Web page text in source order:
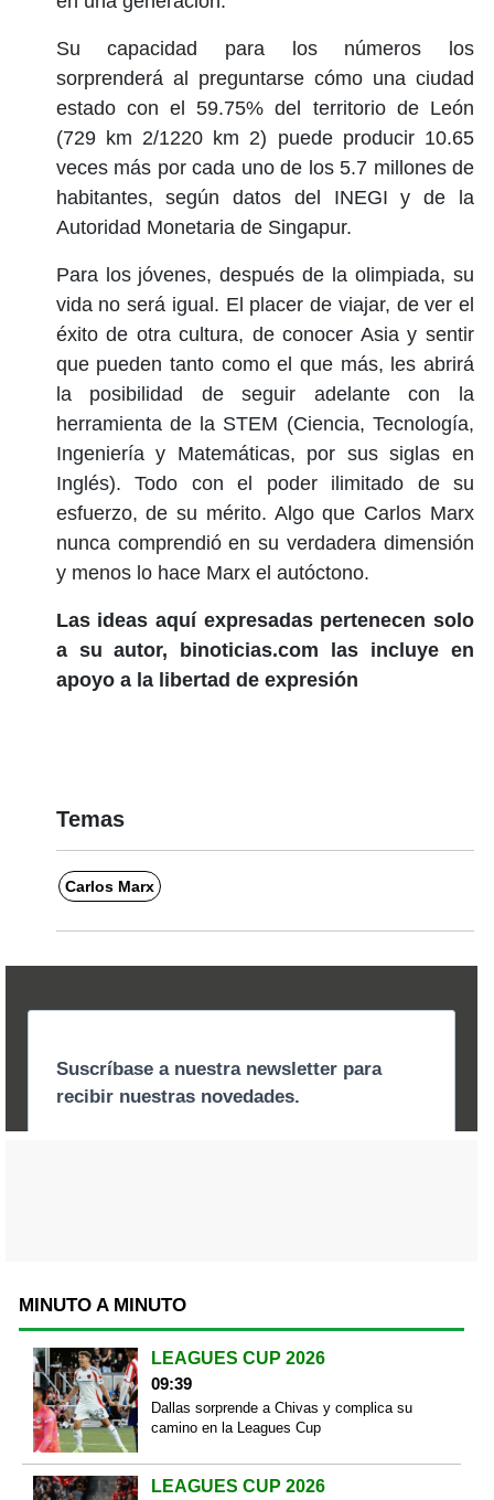
Su capacidad para los números los
sorprenderá al preguntarse cómo una ciudad
estado con el 59.75% del territorio de León
(729 km 2/1220 km 2) puede producir 10.65
veces más por cada uno de los 5.7 millones de
habitantes, según datos del INEGI y de la
Autoridad Monetaria de Singapur.
Para los jóvenes, después de la olimpiada, su
vida no será igual. El placer de viajar, de ver el
éxito de otra cultura, de conocer Asia y sentir
que pueden tanto como el que más, les abrirá
la posibilidad de seguir adelante con la
herramienta de la STEM (Ciencia, Tecnología,
Ingeniería y Matemáticas, por sus siglas en
Inglés). Todo con el poder ilimitado de su
esfuerzo, de su mérito. Algo que Carlos Marx
nunca comprendió en su verdadera dimensión
y menos lo hace Marx el autóctono.
Las ideas aquí expresadas pertenecen solo
a su autor, binoticias.com las incluye en
apoyo a la libertad de expresión
Temas
Carlos Marx
MINUTO A MINUTO
LEAGUES CUP 2026
09:39
Dallas sorprende a Chivas y complica su
camino en la Leagues Cup
LEAGUES CUP 2026